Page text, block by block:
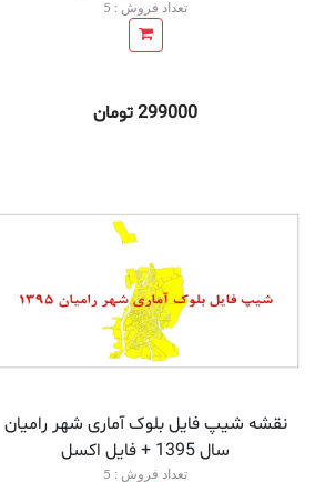
تعداد فروش : 5
299000 تومان
نقشه شیپ فایل بلوک آماری شهر رامیان
سال 1395 + فايل اكسل
تعداد فروش : 5